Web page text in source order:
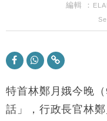
財經｜華僑銀
47仙
17:33
及消費表現
損失近6900萬
16:05
財經｜日經失
編輯 ：
特首林鄭月娥今晚
話」，行政長官林